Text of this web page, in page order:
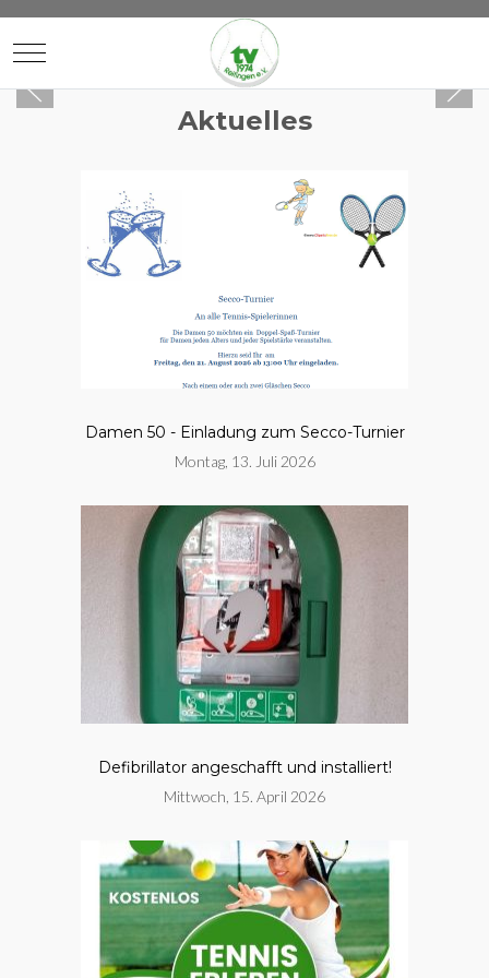
Mobile Menu Toggle
Aktuelles
Damen 50 - Einladung zum Secco-Turnier
Montag, 13. Juli 2026
Defibrillator angeschafft und installiert!
Mittwoch, 15. April 2026